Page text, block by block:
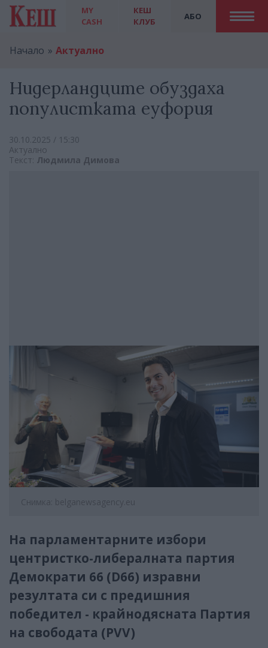
MY
CASH
АБО
КЕШ
КЛУБ
Начало Актуално
Нидерландците обуздаха
популистката еуфория
30.10.2025 / 15:30
Актуално
Текст: Людмила Димова
Снимка: belganewsagency.eu
На парламентарните избори
центристко-либералната партия
Демократи 66 (D66) изравни
резултата си с предишния
победител - крайнодясната Партия
на свободата (PVV)